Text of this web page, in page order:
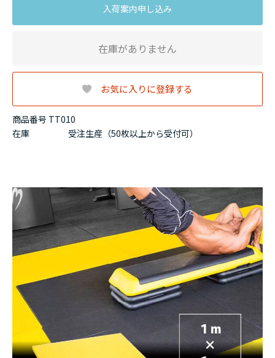
商品番号 TT010
在庫 受注生産（50枚以上から受付可）
お気に入りに登録する
入荷案内申し込み
在庫がありません